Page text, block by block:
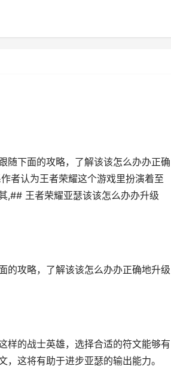
随下面的攻略，了解该该怎么办办正确
者认为王者荣耀这个游戏里扮演着至
,## 王者荣耀亚瑟该该怎么办办升级
的攻略，了解该该怎么办办正确地升级
样的战士英雄，选择合适的符文能够有
这将有助于进步亚瑟的输出能力。